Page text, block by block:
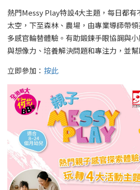
熱門Messy Play特設4大主題，每日都有
太空，下至森林、農場，由專業導師帶
多感官輪替體驗。有助鍛鍊手眼協調與
與想像力、培養解決問題和專注力，並幫
立即參加： 按此